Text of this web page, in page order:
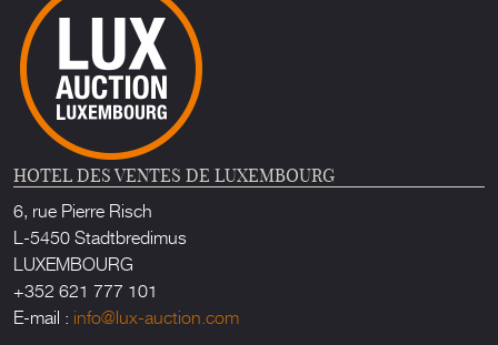
HOTEL DES VENTES DE LUXEMBOURG
6, rue Pierre Risch
L-5450 Stadtbredimus
LUXEMBOURG
+352 621 777 101
E-mail : info@lux-auction.com